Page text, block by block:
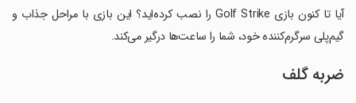
آیا تا کنون بازی Golf Strike را نصب کرده‌اید؟ این بازی با مراحل جذاب و
گیم‌پلی سرگرم‌کننده خود، شما را ساعت‌ها درگیر می‌کند.
ضربه گلف